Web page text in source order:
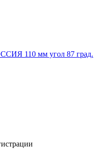
110 мм угол 87 град.